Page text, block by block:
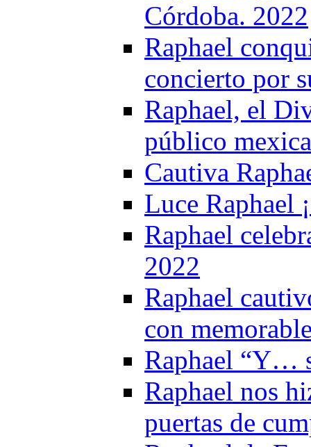
Córdoba. 2022
Raphael
concierto por
Raphael, el
público
Cautiva
Luce Raphael
Raphael
2022
Raphael
con
Raphael “Y…
Raphael nos
puertas de